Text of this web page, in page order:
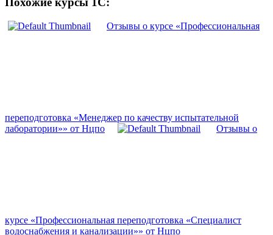
Отзывы о курсе «Профессиональная
переподготовка «Менеджер по качеству испытательной
лаборатории»» от Нцпо
Отзывы о
курсе «Профессиональная переподготовка «Специалист
водоснабжения и канализации»» от Нцпо